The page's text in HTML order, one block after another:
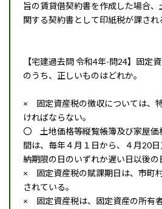
旨の賃貸借契約書を作成した場合
関する契約書として印紙税が課され
【宅建過去問 令和4年-問24】固定
のうち、正しいものはどれか。
× 固定資産税の徴収については、
ければならない。
〇 土地価格等縦覧帳簿及び家屋価
間は、毎年４月１日から、４月20
納期限の日のいずれか遅い日以後の
× 固定資産税の賦課期日は、市町
されている。
× 固定資産税は、固定資産の所有